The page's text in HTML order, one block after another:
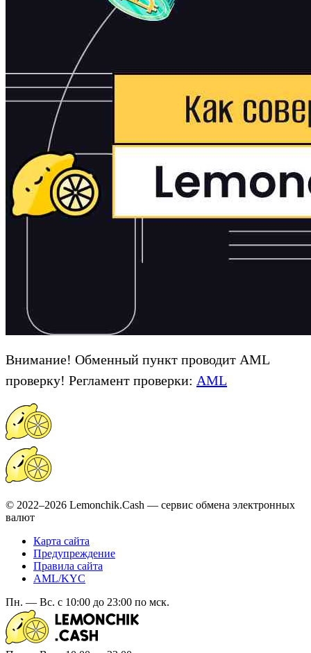
Внимание! Обменный пункт проводит AML
проверку! Регламент проверки: AML
© 2022–2026 Lemonchik.Cash — сервис обмена электронных
валют
Карта сайта
Предупреждение
Правила сайта
AML/KYC
Пн. — Вс. с 10:00 до 23:00 по мск.